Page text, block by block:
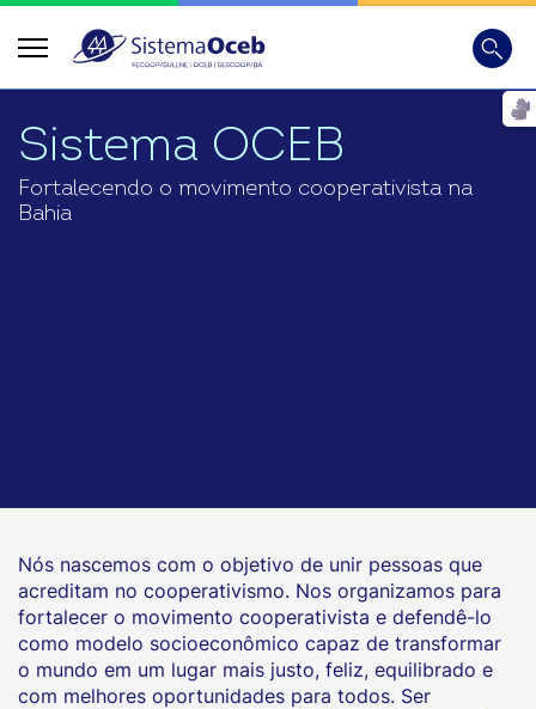
Busca
Sistema OCEB
Fortalecendo o movimento cooperativista na
Bahia
Nós nascemos com o objetivo de unir pessoas que
acreditam no cooperativismo. Nos organizamos para
fortalecer o movimento cooperativista e defendê-lo
como modelo socioeconômico capaz de transformar
o mundo em um lugar mais justo, feliz, equilibrado e
com melhores oportunidades para todos. Ser